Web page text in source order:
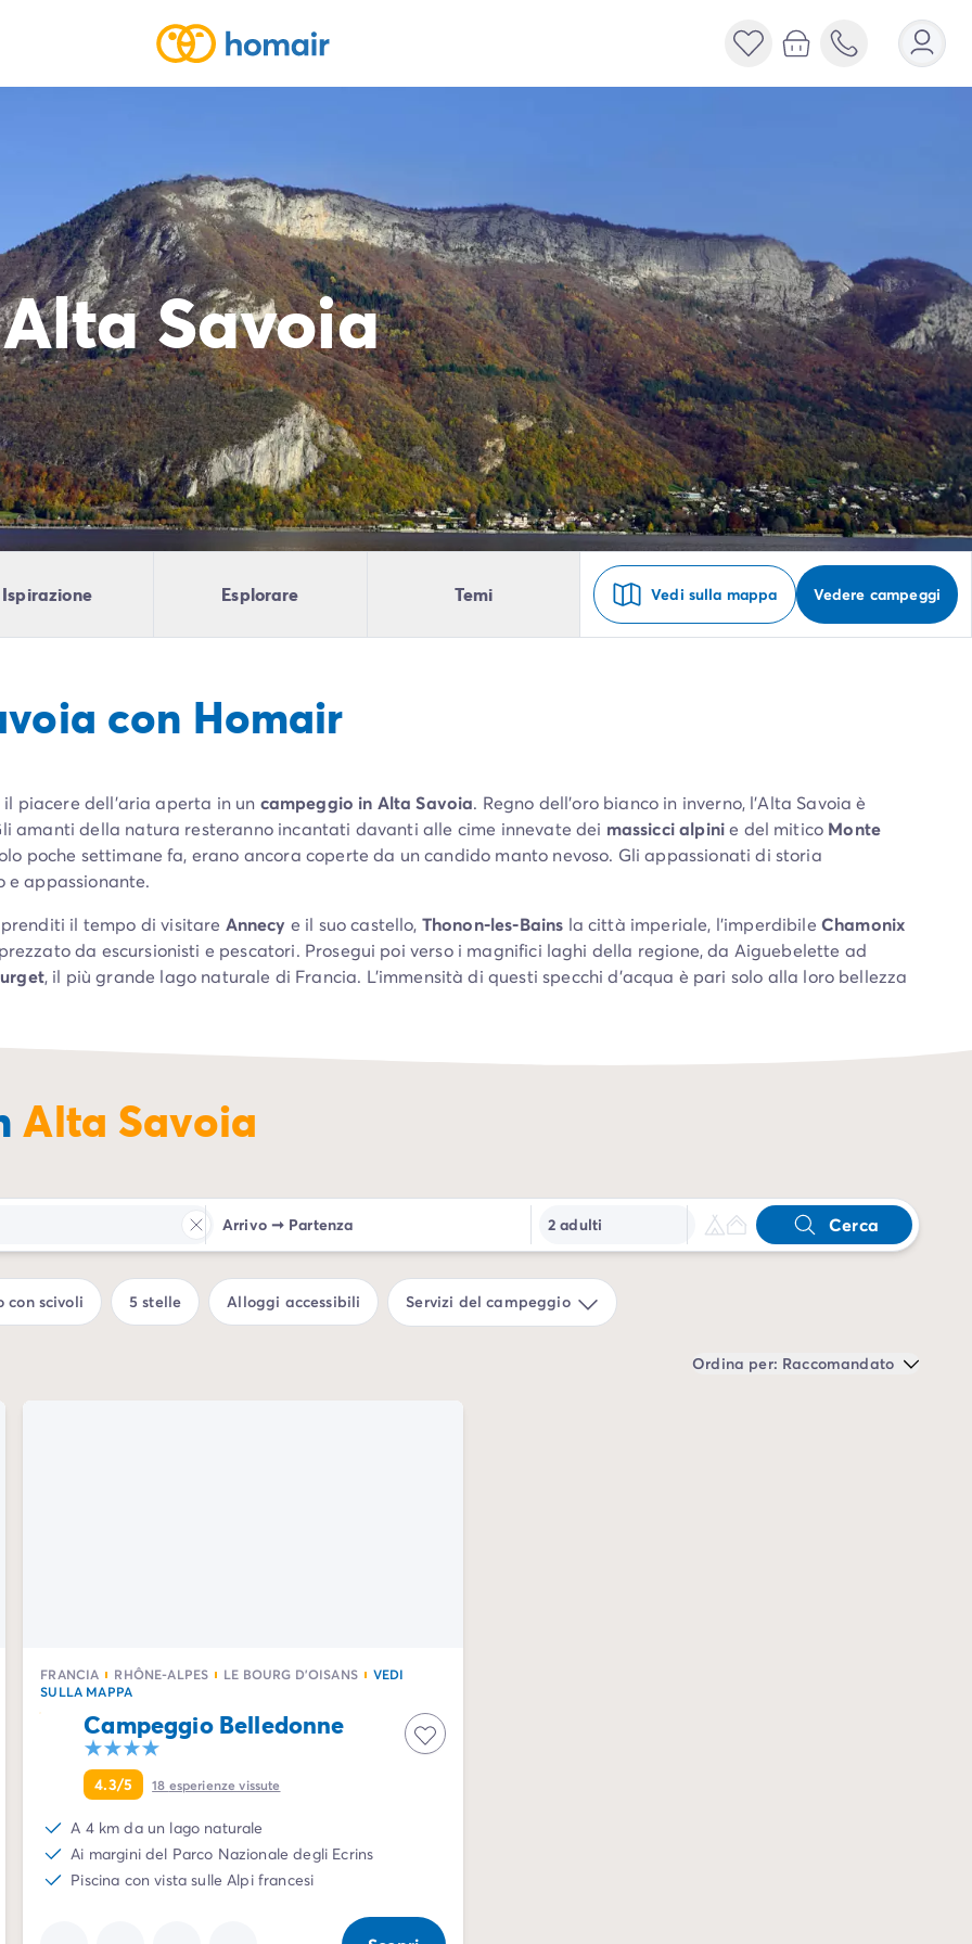
Savoia
Ispirazione Esplorare Temi Vedi sulla mappa Vedere campeggi
con Homair
piacere dell’aria aperta in un campeggio in Alta Savoia. Regno dell’oro bianco in inverno, l’Alta Savoia è
amanti della natura resteranno incantati davanti alle cime innevate dei massicci alpinie del mitico Monte
poche settimane fa, erano ancora coperte da un candido manto nevoso. Gli appassionati di storia
e appassionante.
prenditi il tempo di visitare Annecy e il suo castello, Thonon-les-Bains la città imperiale, l’imperdibile Chamonix
da escursionisti e pescatori. Prosegui poi verso i magnifici laghi della regione, da Aiguebelette ad
, il più grande lago naturale di Francia. L’immensità di questi specchi d’acqua è pari solo alla loro bellezza
scoprire con semplicità tutte le ricchezze naturali, storiche e culturali della regione. Approfitta anche dei
all’aria aperta.
Alta Savoia
Arrivo ➞ Partenza 2 adulti Cerca
con scivoli 5 stelle Alloggi accessibili Servizi del campeggio
Ordina per: Raccomandato
FRANCIA RHÔNE-ALPES LE BOURG D'OISANS
VEDI
SULLA MAPPA
Campeggio Belledonne
4.3/5 18 esperienze vissute
A 4 km da un lago naturale
Ai margini del Parco Nazionale degli Ecrins
Piscina con vista sulle Alpi francesi